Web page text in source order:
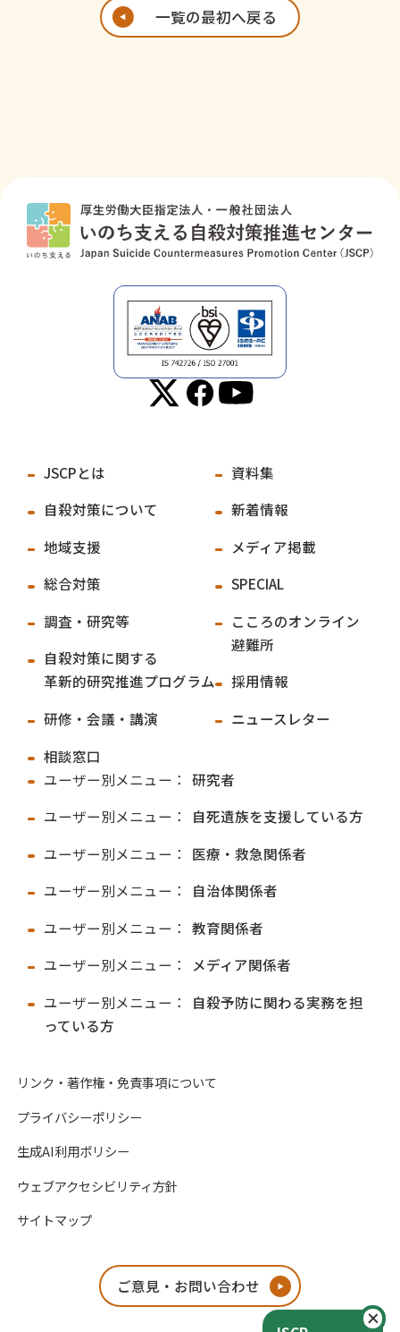
一覧の最初へ戻る
JSCPとは
自殺対策について
地域支援
総合対策
調査・研究等
自殺対策に関する
革新的研究推進プログラム
研修・会議・講演
相談窓口
資料集
新着情報
メディア掲載
SPECIAL
こころのオンライン
避難所
採用情報
ニュースレター
ユーザー別メニュー： 研究者
ユーザー別メニュー：
自死遺族を支援している方
ユーザー別メニュー：
医療・救急関係者
ユーザー別メニュー：
自治体関係者
ユーザー別メニュー： 教育関係者
ユーザー別メニュー：
メディア関係者
ユーザー別メニュー：
自殺予防に関わる実務を担
っている方
リンク・著作権・免責事項について
プライバシーポリシー
生成AI利用ポリシー
ウェブアクセシビリティ方針
サイトマップ
ご意見・お問い合わせ